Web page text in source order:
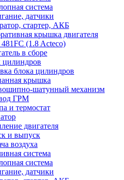
система
датчики
стартер, АКБ
крышка двигателя
481FC (1.8 Acteco)
в сборе
цилиндров
блока цилиндров
крышка
шатунный механизм
ГРМ
и термостат
двигателя
и выпуск
воздуха
система
система
датчики